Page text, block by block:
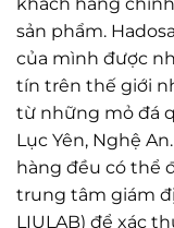
sản phẩm.
của mình được
tín trên thế giới
từ những mỏ đá
Lục Yên, Nghệ
hàng đều có thể
trung tâm giám
LIULAB) để xác